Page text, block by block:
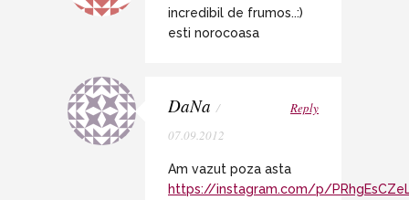
incredibil de frumos..:)
esti norocoasa
DaNa /
07.09.2012
Reply
Am vazut poza asta
https://instagram.com/p/